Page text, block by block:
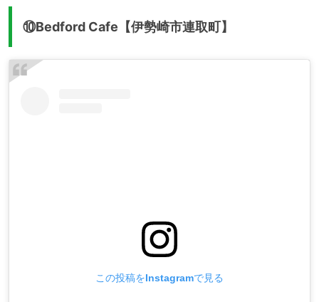
⑩Bedford Cafe【伊勢崎市連取町】
この投稿をInstagramで見る